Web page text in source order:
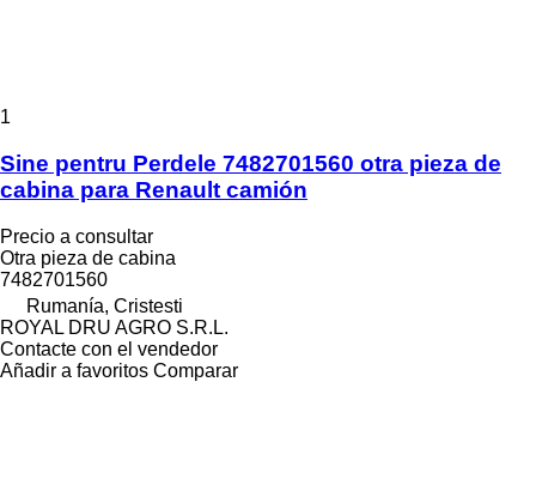
1
Sine pentru Perdele 7482701560 otra pieza de
cabina para Renault camión
Precio a consultar
Otra pieza de cabina
7482701560
Rumanía, Cristesti
ROYAL DRU AGRO S.R.L.
Contacte con el vendedor
Añadir a favoritos Comparar